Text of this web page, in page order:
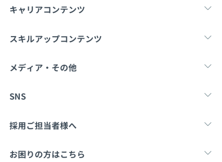
キャリアコンテンツ
転職・キャリア 新卒就
スキルアップコンテンツ
学習 マンガ・ゲーム
メディア・その他
Tech Team Journal note
SNS
X
採用ご担当者様へ
採用・教育をお考えの企業様へ 中途求人掲載はこ
お困りの方はこちら